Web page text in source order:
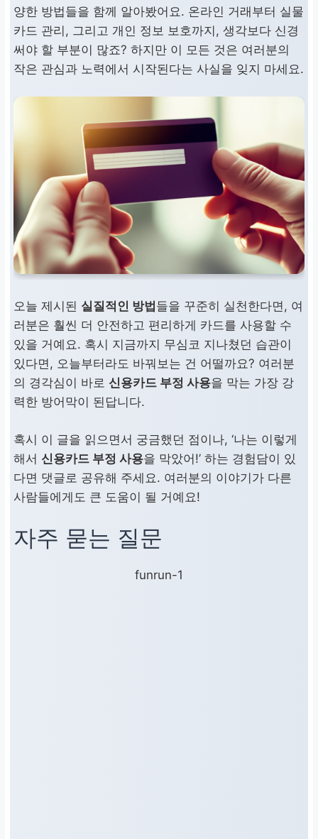
양한 방법들을 함께 알아봤어요. 온라인 거래부터 실물
카드 관리, 그리고 개인 정보 보호까지, 생각보다 신경
써야 할 부분이 많죠? 하지만 이 모든 것은 여러분의
작은 관심과 노력에서 시작된다는 사실을 잊지 마세요.
오늘 제시된 실질적인 방법 들을 꾸준히 실천한다면, 여
러분은 훨씬 더 안전하고 편리하게 카드를 사용할 수
있을 거예요. 혹시 지금까지 무심코 지나쳤던 습관이
있다면, 오늘부터라도 바꿔보는 건 어떨까요? 여러분
의 경각심이 바로 신용카드 부정 사용을 막는 가장 강
력한 방어막이 된답니다.
혹시 이 글을 읽으면서 궁금했던 점이나, ‘나는 이렇게
해서 신용카드 부정 사용을 막았어!’ 하는 경험담이 있
다면 댓글로 공유해 주세요. 여러분의 이야기가 다른
사람들에게도 큰 도움이 될 거예요!
자주 묻는 질문
funrun-1